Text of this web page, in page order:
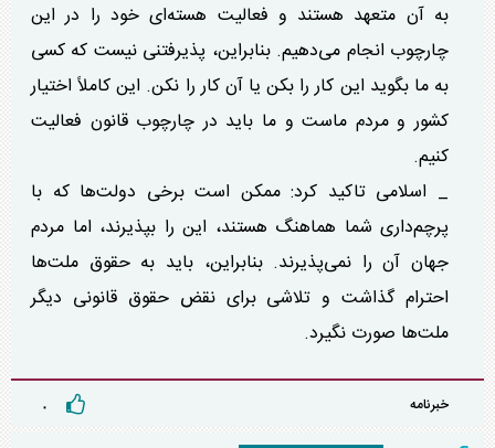
به آن متعهد هستند و فعالیت هسته‌ای خود را در این
چارچوب انجام می‌دهیم. بنابراین، پذیرفتنی نیست که کسی
به ما بگوید این کار را بکن یا آن کار را نکن. این کاملاً اختیار
کشور و مردم ماست و ما باید در چارچوب قانون فعالیت
کنیم.
_ اسلامی تاکید کرد: ممکن است برخی دولت‌ها که با
پرچم‌داری شما هماهنگ هستند، این را بپذیرند، اما مردم
جهان آن را نمی‌پذیرند. بنابراین، باید به حقوق ملت‌ها
احترام گذاشت و تلاشی برای نقض حقوق قانونی دیگر
ملت‌ها صورت نگیرد.
خبرنامه ۰